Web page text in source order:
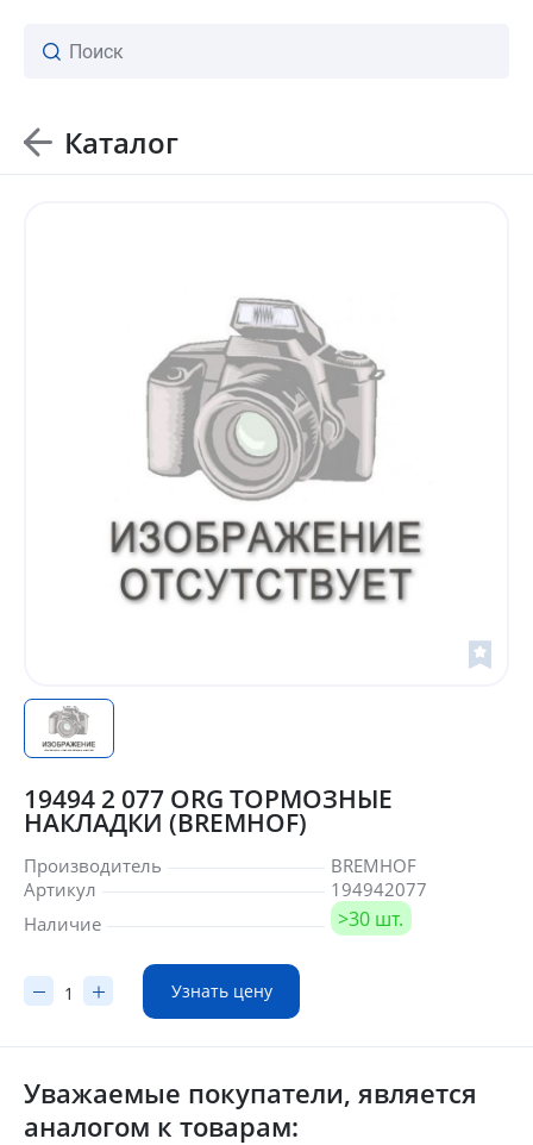
Каталог
19494 2 077 ORG ТОРМОЗНЫЕ
НАКЛАДКИ (BREMHOF)
Производитель
BREMHOF
Артикул
194942077
Наличие
>30 шт.
Узнать цену
Уважаемые покупатели, является
аналогом к товарам: